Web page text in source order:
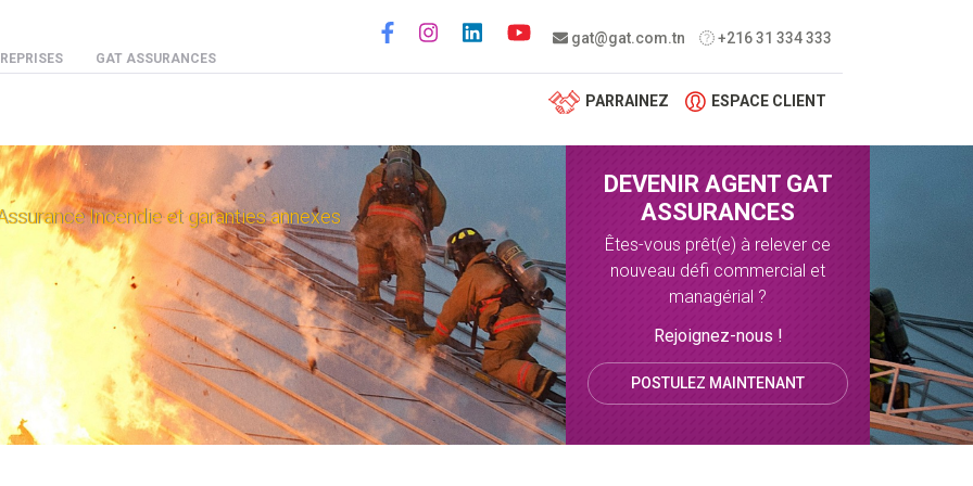
GAT ASSURANCES
gat@gat.com.tn +216 31 334 333
Social menu
PARRAINEZ ESPACE CLIENT
Incendie et garanties annexes
DEVENIR AGENT GAT
ASSURANCES
Êtes-vous prêt(e) à relever ce
nouveau défi commercial et
managérial ?
Rejoignez-nous !
POSTULEZ MAINTENANT